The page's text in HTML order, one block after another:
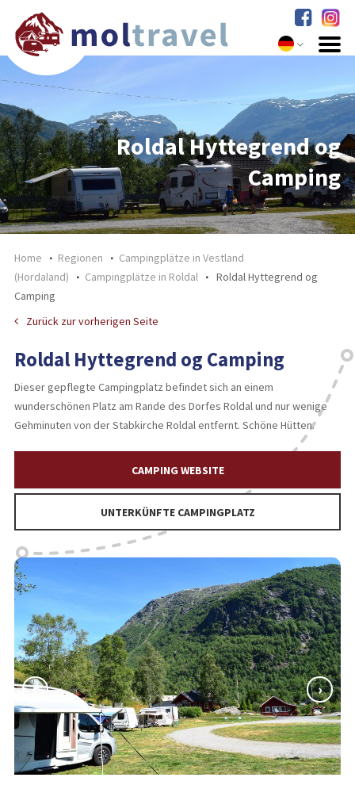
Roldal Hyttegrend og
Camping
Home Regionen
Campingplätze in Vestland
(Hordaland)
Campingplätze in Roldal
Roldal Hyttegrend og
Camping
Zurück zur vorherigen Seite
Roldal Hyttegrend og Camping
Dieser gepflegte Campingplatz befindet sich an einem
wunderschönen Platz am Rande des Dorfes Roldal und nur wenige
Gehminuten von der Stabkirche Roldal entfernt. Schöne Hütten.
CAMPING WEBSITE
UNTERKÜNFTE CAMPINGPLATZ
‹ ›